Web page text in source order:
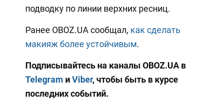
подводку по линии верхних ресниц.
Ранее OBOZ.UA сообщал, как сделать
макияж более устойчивым.
Подписывайтесь на каналы OBOZ.UA в
Telegram иViber, чтобы быть в курсе
последних событий.